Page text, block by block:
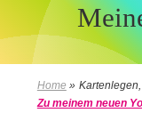
Home »
Zu meinem neuen